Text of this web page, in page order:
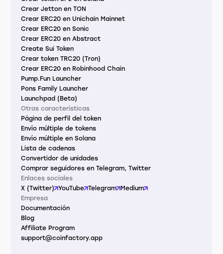
Crear Jetton en TON
Crear ERC20 en Unichain Mainnet
Crear ERC20 en Sonic
Crear ERC20 en Abstract
Create Sui Token
Crear token TRC20 (Tron)
Crear ERC20 en Robinhood Chain
Pump.Fun Launcher
Pons Family Launcher
Launchpad (Beta)
Otras características
Página de perfil del token
Envío múltiple de tokens
Envío múltiple en Solana
Lista de cadenas
Convertidor de unidades
Comprar seguidores en Telegram, Twitter
Enlaces sociales
X (Twitter) YouTube Telegram
Medium
Empresa
Documentación
Blog
Affiliate Program
support@coinfactory.app